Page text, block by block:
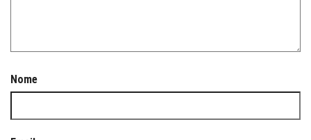
Nome